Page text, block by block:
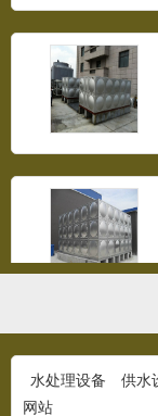
水处理设备 供水
网站